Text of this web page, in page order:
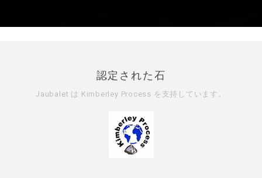
認定された石
Jaubalet は Kimberley Process を支持しています。